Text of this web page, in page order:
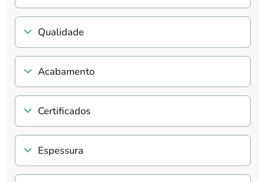
Qualidade
Acabamento
Certificados
Espessura